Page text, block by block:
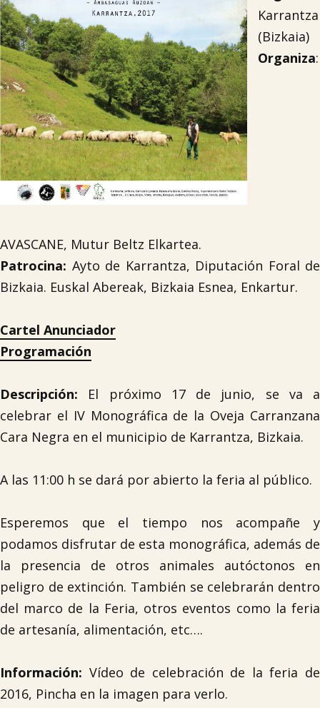
Karrantza
(Bizkaia)
Organiza:
AVASCANE, Mutur Beltz Elkartea.
Patrocina: Ayto de Karrantza, Diputación Foral de
Bizkaia. Euskal Abereak, Bizkaia Esnea, Enkartur.
Cartel Anunciador
Programación
Descripción: El próximo 17 de junio, se va a
celebrar el IV Monográfica de la Oveja Carranzana
Cara Negra en el municipio de Karrantza, Bizkaia.
A las 11:00 h se dará por abierto la feria al público.
Esperemos que el tiempo nos acompañe y
podamos disfrutar de esta monográfica, además de
la presencia de otros animales autóctonos en
peligro de extinción. También se celebrarán dentro
del marco de la Feria, otros eventos como la feria
de artesanía, alimentación, etc….
Información: Vídeo de celebración de la feria de
2016, Pincha en la imagen para verlo.